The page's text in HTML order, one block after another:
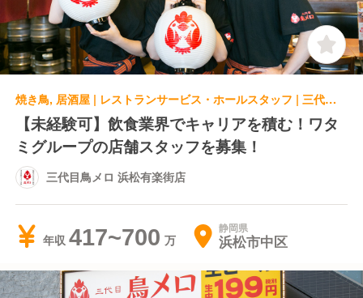
焼き鳥, 居酒屋 | レストランサービス・ホールスタッフ | 三代目鳥メロ 浜松有楽街店
【未経験可】飲食業界でキャリアを積む！ワタ
ミグループの店舗スタッフを募集！
三代目鳥メロ 浜松有楽街店
年収 417~700 静岡県
浜松市中区